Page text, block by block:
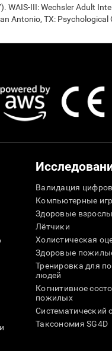
WAIS-III: Wechsler Adult
Antonio, TX: Psychological
Валидация
Компьютерные
Здоровые
Лётчики
Холистическая
Здоровые
Тренировка для
людей
Когнитивное
пожилых
Систематический
Таксономия SG4D